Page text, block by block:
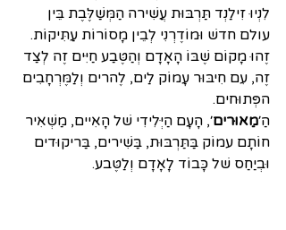
לִנְיוּ זִילַנְד תַּרְבּוּת עֲשִׁירה הַמְּשַׁלֶּבֶת בֵּין
עולם חדשׁ וּמוֹדֶרְנִי לְבֵין מָסוֹרוֹת עַתִּיקוֹת.
זֶהוּ מָקוֹם שֶׁבּוֹ הָאָדָם וְהַטֶּבַע חַיִּים זֶה לְצַד
זֶה, עִם חִיבּוּר עָמוֺק לַים, לֶהרים וְלַמֶּרְחָבִים
הפְּתוּחים.
הַ׳מַאוּרים׳, הָעָם הַיְּלִידִי שׁל הָאִיים, מַשְׁאִיר
חוֹתָם עמוֺק בַּתַּרְבּוּת, בַּשִׁירים, בַּריקוּדים
וּבְיַחַס שׁל כָּבוֹד לָאָדָם וְלַטֶּבע.